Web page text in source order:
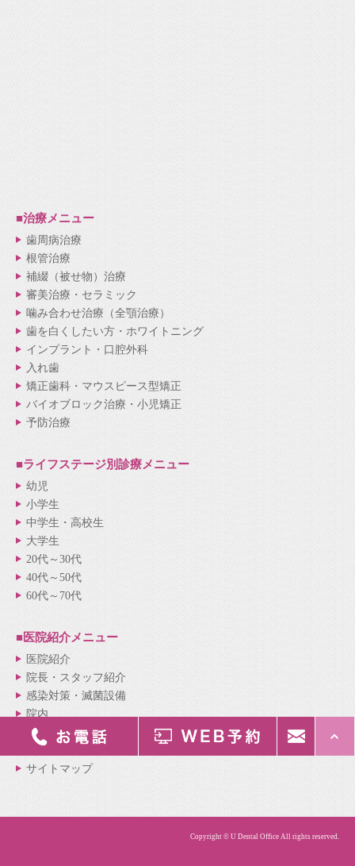
■治療メニュー
歯周病治療
根管治療
補綴（被せ物）治療
審美治療・セラミック
噛み合わせ治療（全顎治療）
歯を白くしたい方・ホワイトニング
インプラント・口腔外科
入れ歯
矯正歯科・マウスピース型矯正
バイオブロック治療・小児矯正
予防治療
■ライフステージ別診療メニュー
幼児
小学生
中学生・高校生
大学生
20代～30代
40代～50代
60代～70代
■医院紹介メニュー
医院紹介
院長・スタッフ紹介
感染対策・滅菌設備
院内
診療の流れ
新着情報
サイトマップ
Copyright © U Dental Office All rights reserved.